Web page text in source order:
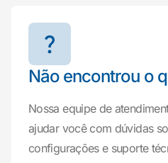
Não encontrou o
Nossa equipe de
ajudar você com dúvidas
configurações e suporte
Mariana da Vono